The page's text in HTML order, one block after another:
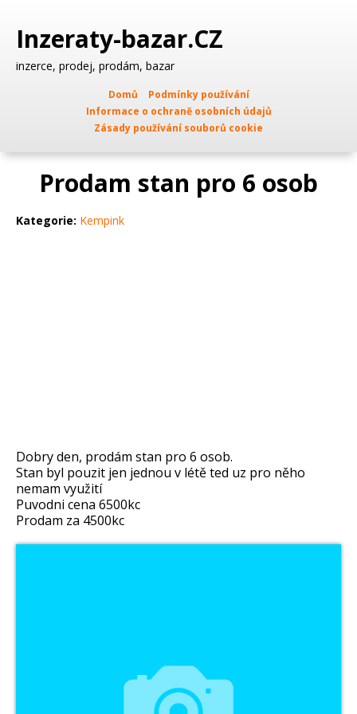
Inzeraty-bazar.CZ
inzerce, prodej, prodám, bazar
Domů
Podmínky používání
Informace o ochraně osobních údajů
Zásady používání souborů cookie
Prodam stan pro 6 osob
Kategorie: Kempink
Dobry den, prodám stan pro 6 osob.
Stan byl pouzit jen jednou v létě ted uz pro něho
nemam využití
Puvodni cena 6500kc
Prodam za 4500kc